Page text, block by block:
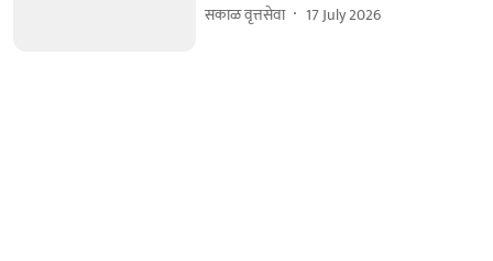
सकाळ वृत्तसेवा 17 July 2026